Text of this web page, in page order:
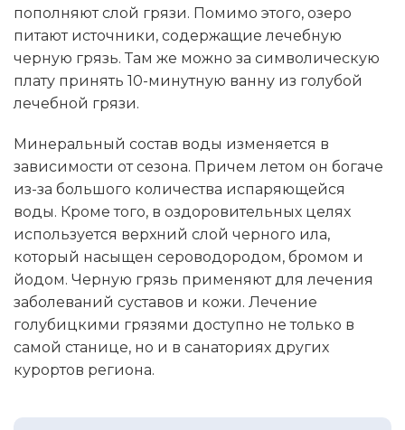
пополняют слой грязи. Помимо этого, озеро
питают источники, содержащие лечебную
черную грязь. Там же можно за символическую
плату принять 10-минутную ванну из голубой
лечебной грязи.
Минеральный состав воды изменяется в
зависимости от сезона. Причем летом он богаче
из-за большого количества испаряющейся
воды. Кроме того, в оздоровительных целях
используется верхний слой черного ила,
который насыщен сероводородом, бромом и
йодом. Черную грязь применяют для лечения
заболеваний суставов и кожи. Лечение
голубицкими грязями доступно не только в
самой станице, но и в санаториях других
курортов региона.